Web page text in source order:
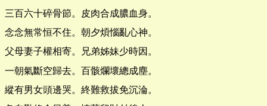
三百六十碎骨節。皮肉合成膿血身。
念念無常恒不住。朝夕煩惱亂心神。
父母妻子權相寄。兄弟姊妹少時因。
一朝氣斷空歸去。百骸爛壞總成塵。
縱有男女頭邊哭。終難救拔免沉淪。